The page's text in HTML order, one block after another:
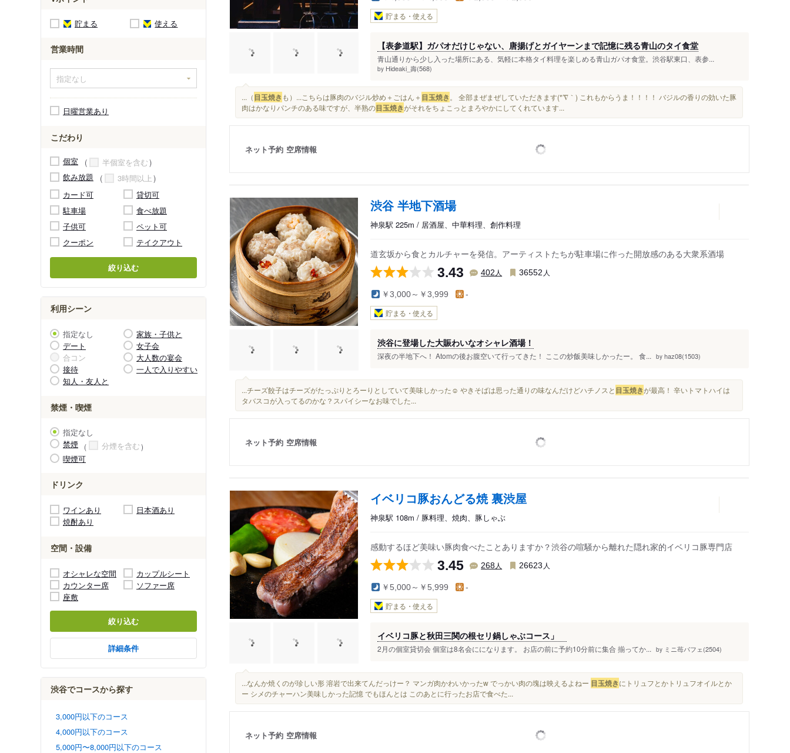
貯まる 使える
営業時間
日曜営業あり
こだわり
個室
半個室を含む
飲み放題
3時間以上
カード可
貸切可
駐車場
食べ放題
子供可
ペット可
クーポン
テイクアウト
絞り込む
利用シーン
指定なし
家族・子供と
デート
女子会
合コン
大人数の宴会
接待
一人で入りやすい
知人・友人と
禁煙・喫煙
指定なし
禁煙
分煙を含む
喫煙可
ドリンク
ワインあり
日本酒あり
焼酎あり
空間・設備
オシャレな空間
カップルシート
カウンター席
ソファー席
座敷
絞り込む
詳細条件
渋谷でコースから探す
3,000円以下のコース
4,000円以下のコース
5,000円〜8,000円以下のコース
貯まる・使える
【表参道駅】ガパオだけじゃない、唐揚げとガイヤーンまで記憶に残る青山のタイ食堂
青山通りから少し入った場所にある、気軽に本格タイ料理を楽しめる青山ガパオ食堂。渋谷駅東口、表参...
by Hideaki_壽(568)
...（目玉焼き も）...こちらは豚肉のバジル炒め＋ごはん＋ 目玉焼き 。 全部まぜまぜしていただきます(*′∇｀) これもからうま！！！！ バジルの香りの効いた豚
肉はかなりパンチのある味ですが、半熟の目玉焼きがそれをちょこっとまろやかにしてくれています...
ネット予約 空席情報
渋谷 半地下酒場
神泉駅 225m / 居酒屋、中華料理、創作料理
道玄坂から食とカルチャーを発信。アーティストたちが駐車場に作った開放感のある大衆系酒場
3.43 402 人 36552 人
￥3,000～￥3,999 -
貯まる・使える
渋谷に登場した大賑わいなオシャレ酒場！
深夜の半地下へ！ Atomの後お腹空いて行ってきた！ ここの炒飯美味しかったー。 食... by haz08(1503)
...チーズ餃子はチーズがたっぷりとろーりとしていて美味しかった☺️ やきそばは思った通りの味なんだけどハチノスと 目玉焼きが最高！ 辛いトマトハイは
タバスコが入ってるのかな？スパイシーなお味でした...
ネット予約 空席情報
イベリコ豚おんどる焼 裏渋屋
神泉駅 108m / 豚料理、焼肉、豚しゃぶ
感動するほど美味い豚肉食べたことありますか？渋谷の喧騒から離れた隠れ家的イベリコ豚専門店
3.45 268人 26623 人
￥5,000～￥5,999 -
貯まる・使える
イベリコ豚と秋田三関の根セリ鍋しゃぶコース」
2月の個室貸切会 個室は8名会にになります。 お店の前に予約10分前に集合 揃ってか... by ミニ苺パフェ(2504)
...なんか焼くのが珍しい形 溶岩で出来てんだっけー？ マンガ肉かわいかったw でっかい肉の塊は映えるよねー 目玉焼きにトリュフとかトリュフオイルとか
ー シメのチャーハン美味しかった記憶 でもほんとは このあとに行ったお店で食べた...
ネット予約 空席情報